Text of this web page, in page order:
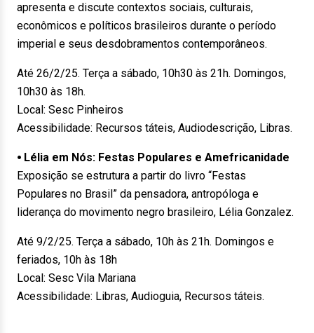
apresenta e discute contextos sociais, culturais,
econômicos e políticos brasileiros durante o período
imperial e seus desdobramentos contemporâneos.
Até 26/2/25. Terça a sábado, 10h30 às 21h. Domingos,
10h30 às 18h.
Local: Sesc Pinheiros
Acessibilidade: Recursos táteis, Audiodescrição, Libras.
⦁ Lélia em Nós: Festas Populares e Amefricanidade
Exposição se estrutura a partir do livro “Festas
Populares no Brasil” da pensadora, antropóloga e
liderança do movimento negro brasileiro, Lélia Gonzalez.
Até 9/2/25. Terça a sábado, 10h às 21h. Domingos e
feriados, 10h às 18h
Local: Sesc Vila Mariana
Acessibilidade: Libras, Audioguia, Recursos táteis.